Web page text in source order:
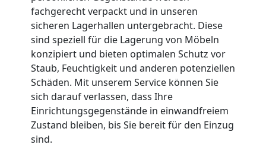
fachgerecht verpackt und in unseren
sicheren Lagerhallen untergebracht. Diese
sind speziell für die Lagerung von Möbeln
konzipiert und bieten optimalen Schutz vor
Staub, Feuchtigkeit und anderen potenziellen
Schäden. Mit unserem Service können Sie
sich darauf verlassen, dass Ihre
Einrichtungsgegenstände in einwandfreiem
Zustand bleiben, bis Sie bereit für den Einzug
sind.
Wiener
Neustadt
Qualitäts-
Umzüge